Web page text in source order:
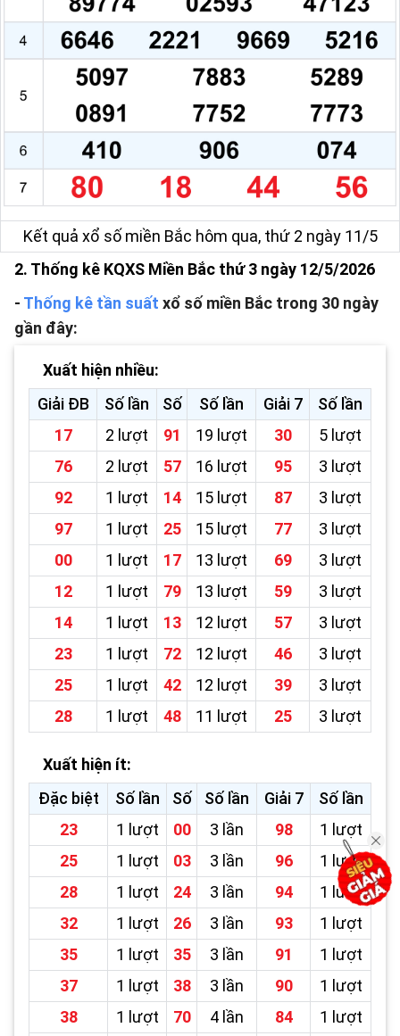
Kết quả xổ số miền Bắc hôm qua, thứ 2 ngày 11/5
2. Thống kê KQXS Miền Bắc thứ 3 ngày 12/5/2026
- Thống kê tần suất xổ số miền Bắc trong 30 ngày
gần đây:
Xuất hiện nhiều:
Giải ĐB
Số lần Số Số lần Giải 7
Số lần
17
2 lượt 91 19 lượt 30
5 lượt
76
2 lượt 57 16 lượt 95
3 lượt
92
1 lượt 14 15 lượt 87
3 lượt
97
1 lượt 25 15 lượt 77
3 lượt
00
1 lượt 17 13 lượt 69
3 lượt
12
1 lượt 79 13 lượt 59
3 lượt
14
1 lượt 13 12 lượt 57
3 lượt
23
1 lượt 72 12 lượt 46
3 lượt
25
1 lượt 42 12 lượt 39
3 lượt
28
1 lượt 48 11 lượt 25 3 lượt
Xuất hiện ít:
Đặc biệt
Số lần Số Số lần Giải 7
Số lần
23
1 lượt 00 3 lần 98
1 lượt
25
1 lượt 03 3 lần 96
1 lượt
28
1 lượt 24 3 lần 94
1 lượt
32
1 lượt 26 3 lần 93
1 lượt
35
1 lượt 35 3 lần 91
1 lượt
37
1 lượt 38 3 lần 90
1 lượt
38
1 lượt 70 4 lần 84 1 lượt